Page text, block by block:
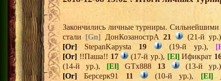
Закончились личные турниры. Сильнейшими
стали [Gn] ДонКозанострА21
(21-й
[Or] StepanKapysta 19 (19-й ур.),
[Or] !!Паша!! 17 (17-й ур.), [El]Ификрат
(14-й ур.), [El]GTx888 13
(13-й
[Or] Берсерк91 11 (10-й ур.), [El]